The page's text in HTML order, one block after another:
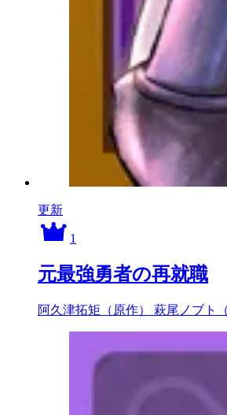
更新
1
元最強勇者の再就職
阿久津拓矩（原作） 萩尾ノブト